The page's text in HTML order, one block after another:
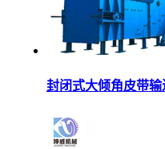
封闭式大倾角皮带输